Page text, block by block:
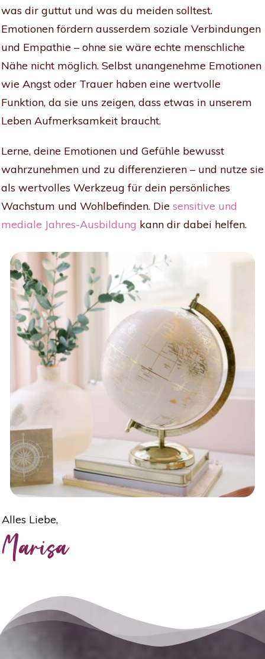
was dir guttut und was du meiden solltest.
Emotionen fördern ausserdem soziale Verbindungen
und Empathie – ohne sie wäre echte menschliche
Nähe nicht möglich. Selbst unangenehme Emotionen
wie Angst oder Trauer haben eine wertvolle
Funktion, da sie uns zeigen, dass etwas in unserem
Leben Aufmerksamkeit braucht.
Lerne, deine Emotionen und Gefühle bewusst
wahrzunehmen und zu differenzieren – und nutze sie
als wertvolles Werkzeug für dein persönliches
Wachstum und Wohlbefinden. Die sensitive und
mediale Jahres-Ausbildung kann dir dabei helfen.
Alles Liebe,
Marisa